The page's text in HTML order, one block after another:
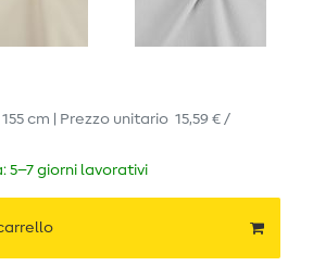
cm | Prezzo unitario 15,59 € /
5–7 giorni lavorativi